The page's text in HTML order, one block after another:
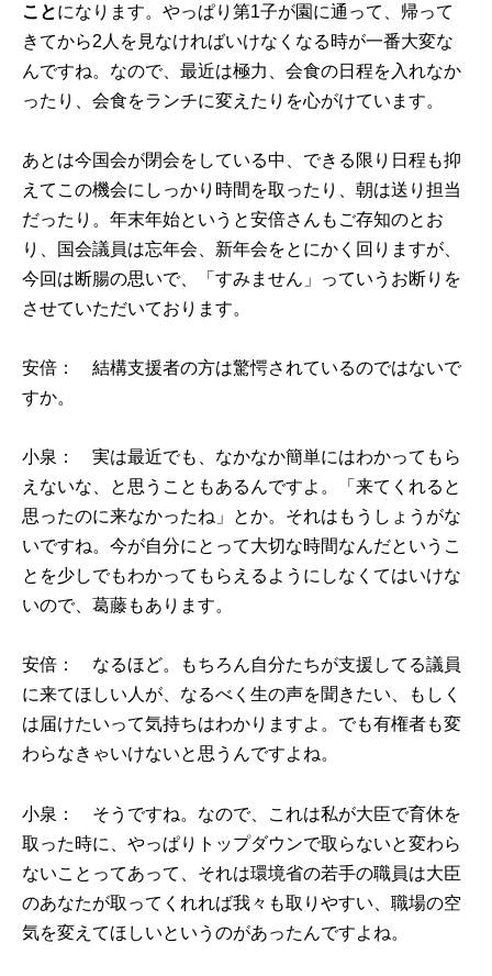
ことになります。やっぱり第1子が園に通って、帰って
きてから2人を見なければいけなくなる時が一番大変な
んですね。なので、最近は極力、会食の日程を入れなか
ったり、会食をランチに変えたりを心がけています。
あとは今国会が閉会をしている中、できる限り日程も抑
えてこの機会にしっかり時間を取ったり、朝は送り担当
だったり。年末年始というと安倍さんもご存知のとお
り、国会議員は忘年会、新年会をとにかく回りますが、
今回は断腸の思いで、「すみません」っていうお断りを
させていただいております。
安倍： 結構支援者の方は驚愕されているのではないで
すか。
小泉： 実は最近でも、なかなか簡単にはわかってもら
えないな、と思うこともあるんですよ。「来てくれると
思ったのに来なかったね」とか。それはもうしょうがな
いですね。今が自分にとって大切な時間なんだというこ
とを少しでもわかってもらえるようにしなくてはいけな
いので、葛藤もあります。
安倍： なるほど。もちろん自分たちが支援してる議員
に来てほしい人が、なるべく生の声を聞きたい、もしく
は届けたいって気持ちはわかりますよ。でも有権者も変
わらなきゃいけないと思うんですよね。
小泉： そうですね。なので、これは私が大臣で育休を
取った時に、やっぱりトップダウンで取らないと変わら
ないことってあって、それは環境省の若手の職員は大臣
のあなたが取ってくれれば我々も取りやすい、職場の空
気を変えてほしいというのがあったんですよね。